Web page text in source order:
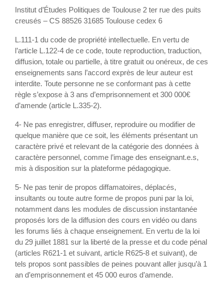
Institut d’Études Politiques de Toulouse 2 ter rue des puits
creusés – CS 88526 31685 Toulouse cedex 6
L.111-1 du code de propriété intellectuelle. En vertu de
l’article L.122-4 de ce code, toute reproduction, traduction,
diffusion, totale ou partielle, à titre gratuit ou onéreux, de ces
enseignements sans l’accord exprès de leur auteur est
interdite. Toute personne ne se conformant pas à cette
règle s’expose à 3 ans d’emprisonnement et 300 000€
d’amende (article L.335-2).
4- Ne pas enregistrer, diffuser, reproduire ou modifier de
quelque manière que ce soit, les éléments présentant un
caractère privé et relevant de la catégorie des données à
caractère personnel, comme l’image des enseignant.e.s,
mis à disposition sur la plateforme pédagogique.
5- Ne pas tenir de propos diffamatoires, déplacés,
insultants ou toute autre forme de propos puni par la loi,
notamment dans les modules de discussion instantanée
proposés lors de la diffusion des cours en vidéo ou dans
les forums liés à chaque enseignement. En vertu de la loi
du 29 juillet 1881 sur la liberté de la presse et du code pénal
(articles R621-1 et suivant, article R625-8 et suivant), de
tels propos sont passibles de peines pouvant aller jusqu’à 1
an d’emprisonnement et 45 000 euros d’amende.